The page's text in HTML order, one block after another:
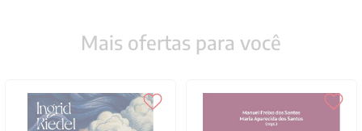
Mais ofertas para você